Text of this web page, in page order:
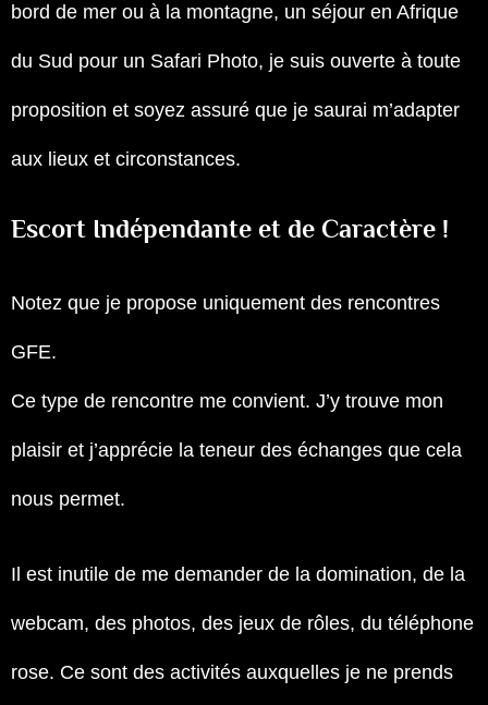
bord de mer ou à la montagne, un séjour en Afrique
du Sud pour un Safari Photo, je suis ouverte à toute
proposition et soyez assuré que je saurai m’adapter
aux lieux et circonstances.
Escort Indépendante et de Caractère !
Notez que je propose uniquement des rencontres
GFE.
Ce type de rencontre me convient. J’y trouve mon
plaisir et j’apprécie la teneur des échanges que cela
nous permet.
Il est inutile de me demander de la domination, de la
webcam, des photos, des jeux de rôles, du téléphone
rose. Ce sont des activités auxquelles je ne prends